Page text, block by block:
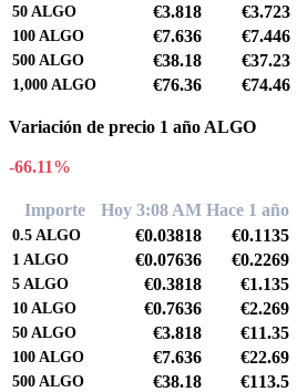
50 ALGO €3.818 €3.723
100 ALGO €7.636 €7.446
500 ALGO €38.18 €37.23
1,000 ALGO €76.36 €74.46
Variación de precio 1 año ALGO
-66.11%
Importe Hoy 3:08 AM Hace 1 año
0.5 ALGO €0.03818 €0.1135
1 ALGO €0.07636 €0.2269
5 ALGO €0.3818 €1.135
10 ALGO €0.7636 €2.269
50 ALGO €3.818 €11.35
100 ALGO €7.636 €22.69
500 ALGO €38.18 €113.5